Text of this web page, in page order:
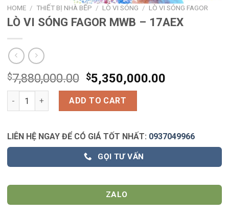
HOME / THIẾT BỊ NHÀ BẾP / LÒ VI SÓNG / LÒ VI SÓNG FAGOR
LÒ VI SÓNG FAGOR MWB – 17AEX
$7,880,000.00 $5,350,000.00
LÒ VI SÓNG FAGOR MWB - 17AEX quantity
ADD TO CART
LIÊN HỆ NGAY ĐỂ CÓ GIÁ TỐT NHẤT: 0937049966
GỌI TƯ VẤN
ZALO